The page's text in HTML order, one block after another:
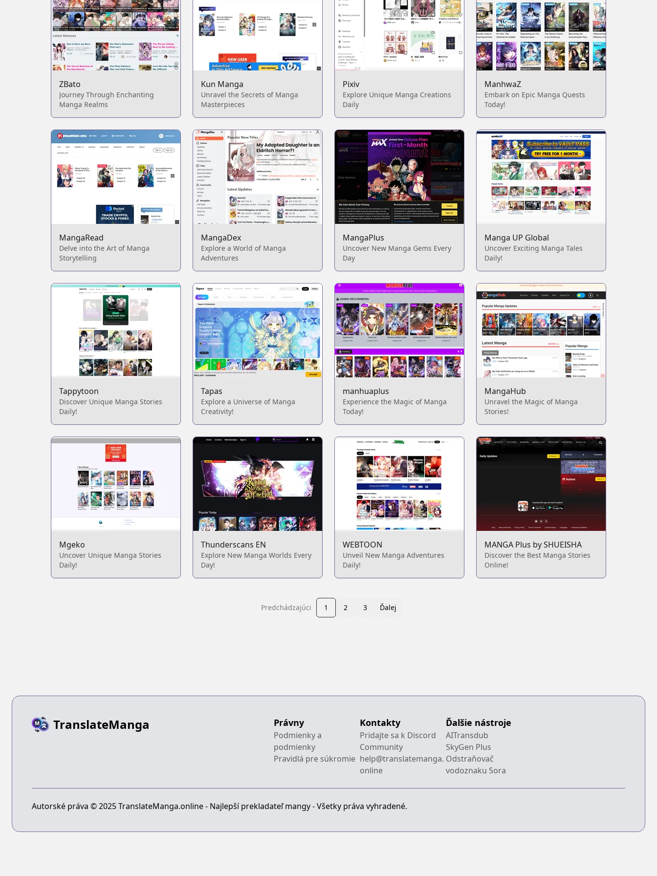
ZBato
Journey Through Enchanting
Manga Realms
Kun Manga
Unravel the Secrets of Manga
Masterpieces
Pixiv
Explore Unique Manga Creations
Daily
ManhwaZ
Embark on Epic Manga Quests
Today!
MangaRead
Delve into the Art of Manga
Storytelling
MangaDex
Explore a World of Manga
Adventures
MangaPlus
Uncover New Manga Gems Every
Day
Manga UP Global
Uncover Exciting Manga Tales
Daily!
Tappytoon
Discover Unique Manga Stories
Daily!
Tapas
Explore a Universe of Manga
Creativity!
manhuaplus
Experience the Magic of Manga
Today!
MangaHub
Unravel the Magic of Manga
Stories!
Mgeko
Uncover Unique Manga Stories
Daily!
Thunderscans EN
Explore New Manga Worlds Every
Day!
WEBTOON
Unveil New Manga Adventures
Daily!
MANGA Plus by SHUEISHA
Discover the Best Manga Stories
Online!
Predchádzajúci 1 2 3 Ďalej
TranslateManga Právny
Podmienky a
podmienky
Pravidlá pre súkromie
Kontakty
Pridajte sa k Discord
Community
help@translatemanga.
online
Ďalšie nástroje
AITransdub
SkyGen Plus
Odstraňovač
vodoznaku Sora
Autorské práva © 2025 TranslateManga.online - Najlepší prekladateľ mangy - Všetky práva vyhradené.